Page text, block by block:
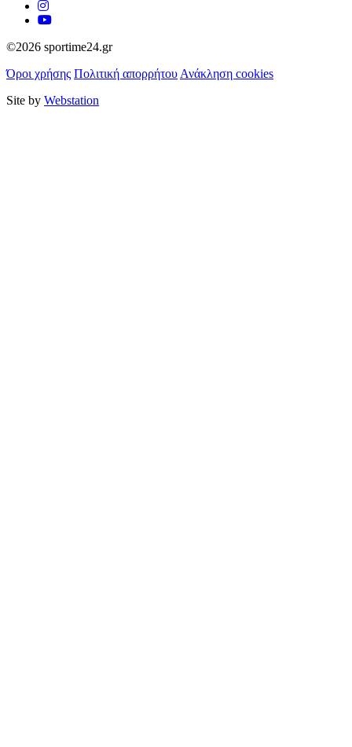
©2026 sportime24.gr
Όροι χρήσης Πολιτική απορρήτου Ανάκληση cookies
Site by Webstation